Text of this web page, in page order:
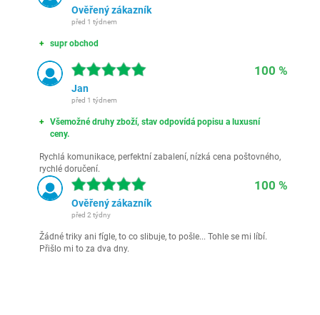
Ověřený zákazník
před 1 týdnem
supr obchod
100 %
Jan
před 1 týdnem
Všemožné druhy zboží, stav odpovídá popisu a luxusní
ceny.
Rychlá komunikace, perfektní zabalení, nízká cena poštovného,
rychlé doručení.
100 %
Ověřený zákazník
před 2 týdny
Žádné triky ani fígle, to co slibuje, to pošle... Tohle se mi líbí.
Přišlo mi to za dva dny.